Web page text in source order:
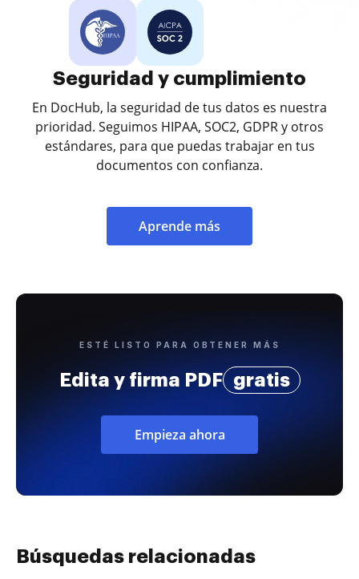
Seguridad y cumplimiento
En DocHub, la seguridad de tus datos es nuestra
prioridad. Seguimos HIPAA, SOC2, GDPR y otros
estándares, para que puedas trabajar en tus
documentos con confianza.
Aprende más
ESTÉ LISTO PARA OBTENER MÁS
Edita y firma PDF gratis
Empieza ahora
Búsquedas relacionadas